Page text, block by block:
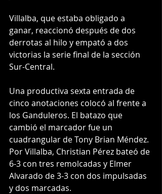
Villalba, que estaba obligado a
ganar, reaccionó después de dos
derrotas al hilo y empató a dos
victorias la serie final de la sección
Sur-Central.
Una productiva sexta entrada de
cinco anotaciones colocó al frente a
los Ganduleros. El batazo que
cambió el marcador fue un
cuadrangular de Tony Brian Méndez.
Por Villalba, Christian Pérez bateó de
6-3 con tres remolcadas y Elmer
Alvarado de 3-3 con dos impulsadas
y dos marcadas.